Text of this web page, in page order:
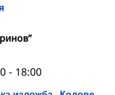
- 18:00